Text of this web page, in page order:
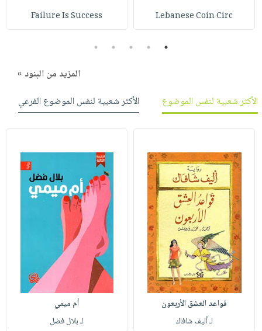
Lebanese Coin Circ
Failure Is Success
1
2
3
4
5
المزيد من البنود »
الأكثر شعبية لنفس الموضوع
الأكثر شعبية لنفس الموضوع الفرعي
قواعد العشق الأربعون
لـ أليف شافاك
أم ميمي
لـ بلال فضل